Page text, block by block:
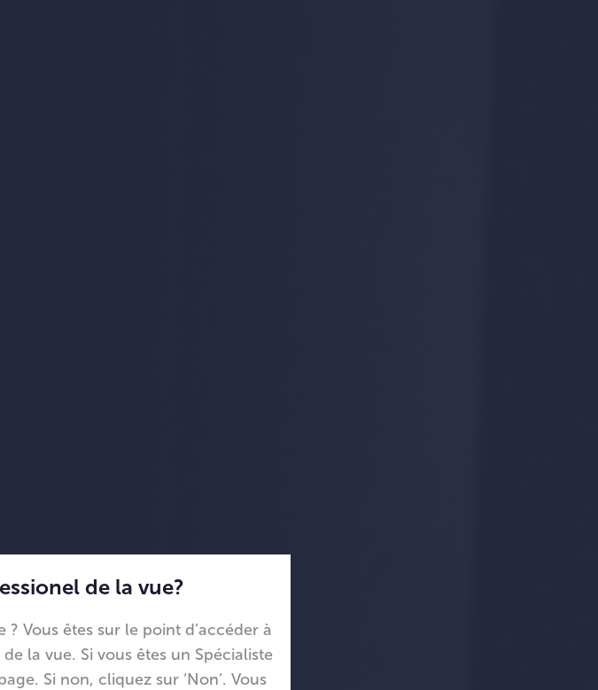
de la vue?
Vous êtes sur le point d’accéder à
la vue. Si vous êtes un Spécialiste
Si non, cliquez sur ‘Non’. Vous